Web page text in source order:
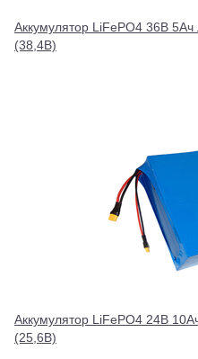
Аккумулятор LiFePO4 36В
(38,4В)
Аккумулятор LiFePO4 24В
(25,6В)